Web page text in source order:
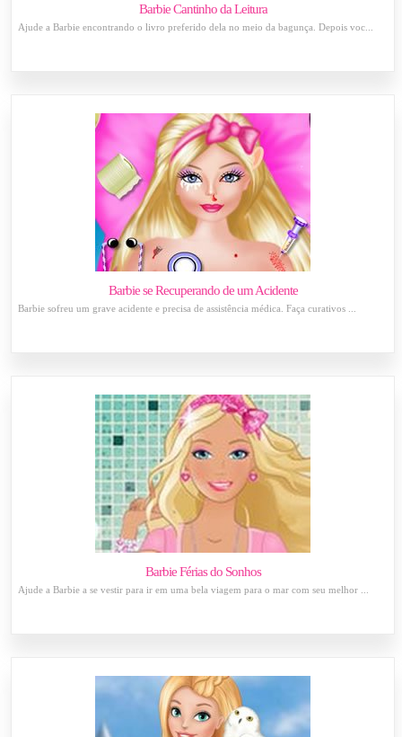
Barbie Cantinho da Leitura
Ajude a Barbie encontrando o livro preferido dela no meio da bagunça. Depois voc...
Barbie se Recuperando de um Acidente
Barbie sofreu um grave acidente e precisa de assistência médica. Faça curativos ...
Barbie Férias do Sonhos
Ajude a Barbie a se vestir para ir em uma bela viagem para o mar com seu melhor ...